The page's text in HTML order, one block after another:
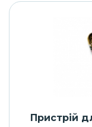
Пристрій